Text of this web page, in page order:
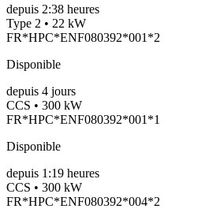
depuis 2:38 heures
Type 2 • 22 kW
FR*HPC*ENF080392*001*2
Disponible
depuis 4 jours
CCS • 300 kW
FR*HPC*ENF080392*001*1
Disponible
depuis 1:19 heures
CCS • 300 kW
FR*HPC*ENF080392*004*2